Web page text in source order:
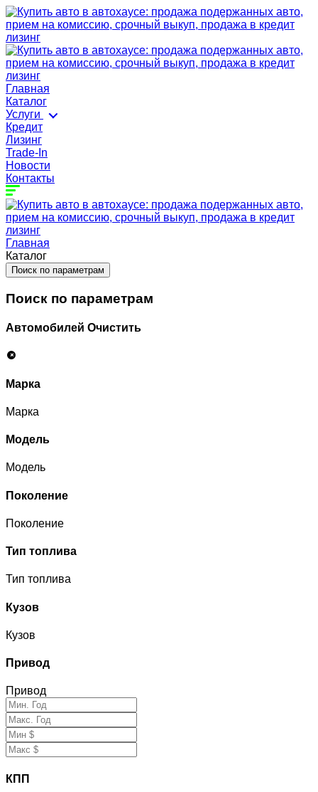
Главная
Каталог
Услуги
Кредит
Лизинг
Trade-In
Новости
Контакты
Главная
Каталог
Поиск по параметрам
Поиск по параметрам
Автомобилей Очистить
Марка
Марка
Модель
Модель
Поколение
Поколение
Тип топлива
Тип топлива
Кузов
Кузов
Привод
Привод
КПП